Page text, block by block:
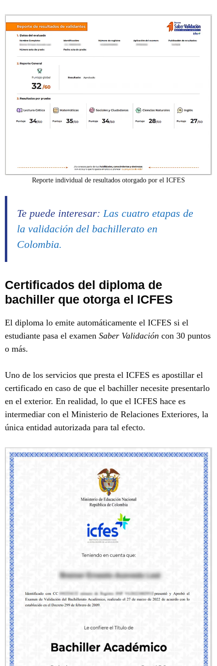
Reporte individual de resultados otorgado por el ICFES
Te puede interesar:Las cuatro etapas de
la validación del bachillerato en
Colombia.
Certificados del diploma de
bachiller que otorga el ICFES
El diploma lo emite automáticamente el ICFES si el
estudiante pasa el examen Saber Validación con 30 puntos
o más.
Uno de los servicios que presta el ICFES es apostillar el
certificado en caso de que el bachiller necesite presentarlo
en el exterior. En realidad, lo que el ICFES hace es
intermediar con el Ministerio de Relaciones Exteriores, la
única entidad autorizada para tal efecto.